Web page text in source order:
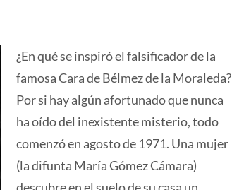
¿En qué se inspiró el falsificador de la
famosa Cara de Bélmez de la Moraleda?
Por si hay algún afortunado que nunca
ha oído del inexistente misterio, todo
comenzó en agosto de 1971. Una mujer
(la difunta María Gómez Cámara)